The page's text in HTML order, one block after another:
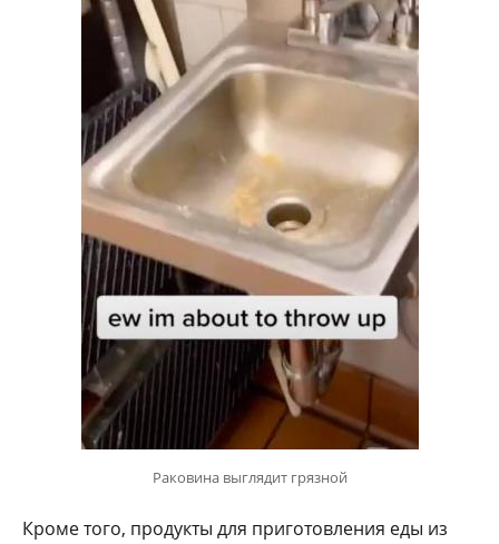
Раковина выглядит грязной
Кроме того, продукты для приготовления еды из